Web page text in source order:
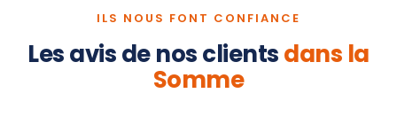
ILS NOUS FONT CONFIANCE
Les avis de nos clientsdans la
Somme